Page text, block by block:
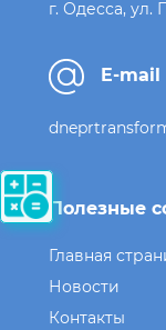
г. Одесса, ул.
E-mail
Полезные
Главная
Новости
Контакты